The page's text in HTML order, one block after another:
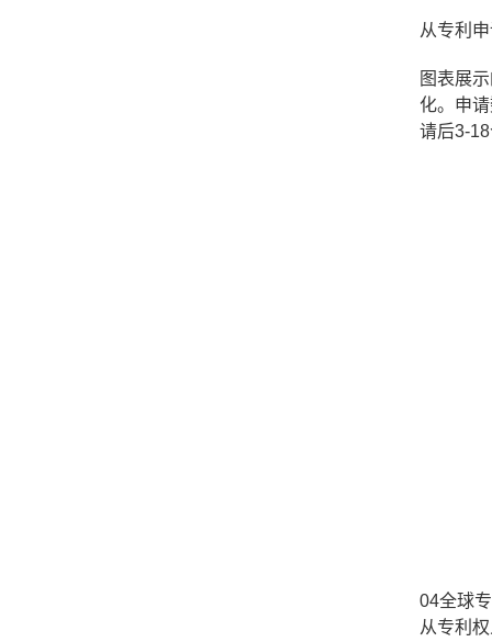
从专利
图表展
化。申
请后3-
04全球
从专利